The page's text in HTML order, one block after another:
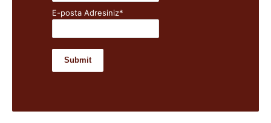
E-posta Adresiniz*